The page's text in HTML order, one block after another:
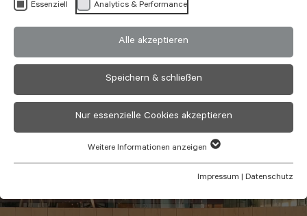
Essenziell Analytics & Performance
Alle akzeptieren
Speichern & schließen
Nur essenzielle Cookies akzeptieren
Weitere Informationen anzeigen
Impressum | Datenschutz